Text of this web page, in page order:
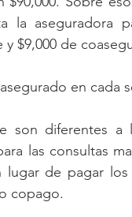
la aseguradora
$9,000 de
en cada
son diferentes
las consultas
lugar de pagar
copago.